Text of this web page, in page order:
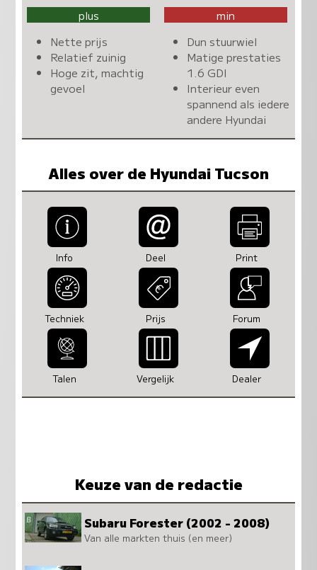
plus
Nette prijs
Relatief zuinig
Hoge zit, machtig
gevoel
min
Dun stuurwiel
Matige prestaties
1.6 GDI
Interieur even
spannend als iedere
andere Hyundai
Alles over de Hyundai Tucson
Info Deel Print
Techniek Prijs Forum
Talen Vergelijk Dealer
Keuze van de redactie
Subaru Forester (2002 - 2008)
Van alle markten thuis (en meer)